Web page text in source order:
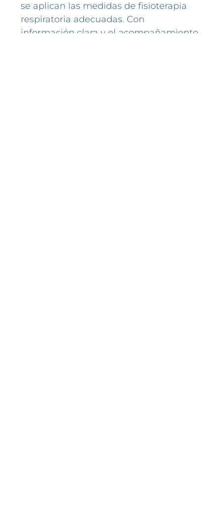
se aplican las medidas de fisioterapia
respiratoria adecuadas. Con
información clara y el acompañamiento